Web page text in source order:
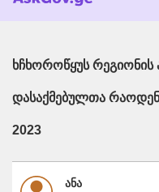
ხჩხოროწყუს რეგიონის
დასაქმებულთა
2023
ანა